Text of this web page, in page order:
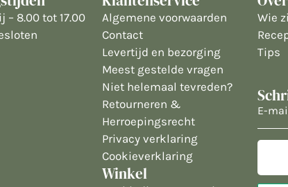
– 8.00 tot 17.00
Algemene voorwaarden
Contact
Levertijd en bezorging
Meest gestelde vragen
Niet helemaal tevreden?
Retourneren &
Herroepingsrecht
Privacy verklaring
Cookieverklaring
Winkel
Wie
Tips
E-